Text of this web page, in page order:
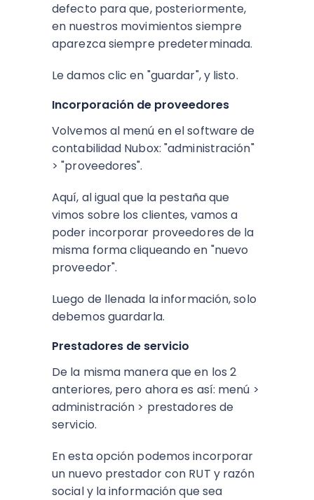
defecto para que, posteriormente,
en nuestros movimientos siempre
aparezca siempre predeterminada.
Le damos clic en "guardar", y listo.
Incorporación de proveedores
Volvemos al menú en el software de
contabilidad Nubox: "administración"
> "proveedores".
Aquí, al igual que la pestaña que
vimos sobre los clientes, vamos a
poder incorporar proveedores de la
misma forma cliqueando en "nuevo
proveedor".
Luego de llenada la información, solo
debemos guardarla.
Prestadores de servicio
De la misma manera que en los 2
anteriores, pero ahora es así: menú >
administración > prestadores de
servicio.
En esta opción podemos incorporar
un nuevo prestador con RUT y razón
social y la información que sea